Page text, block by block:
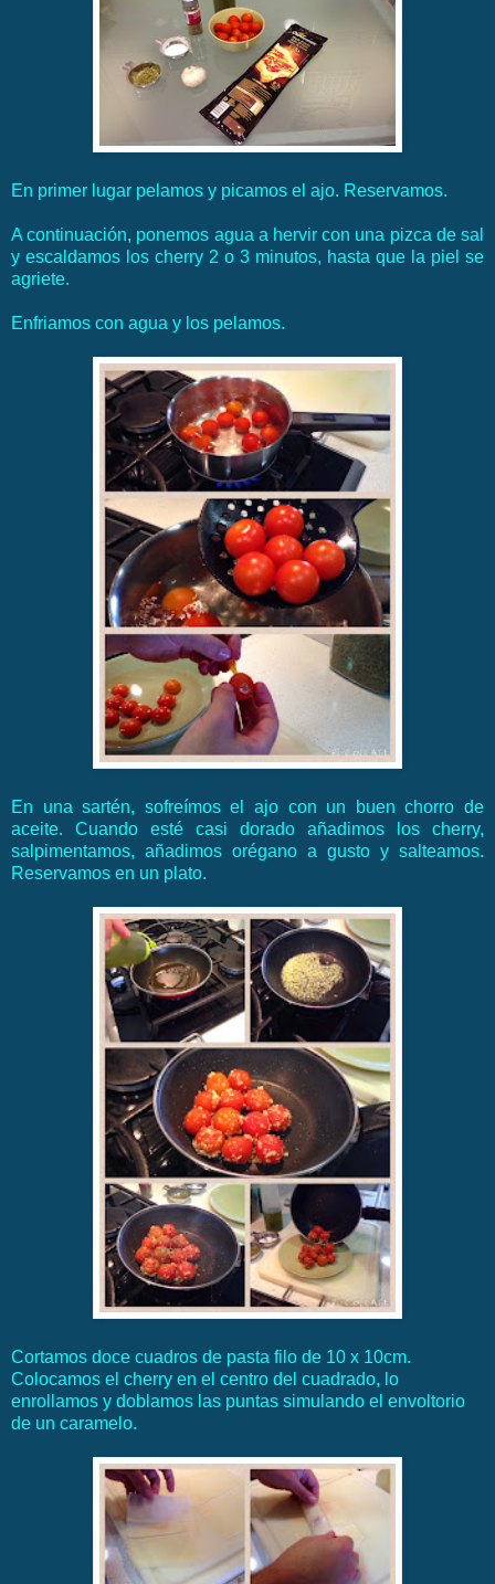
En primer lugar pelamos y picamos el ajo. Reservamos.
A continuación, ponemos agua a hervir con una pizca de sal
y escaldamos los cherry 2 o 3 minutos, hasta que la piel se
agriete.
Enfriamos con agua y los pelamos.
En una sartén, sofreímos el ajo con un buen chorro de
aceite. Cuando esté casi dorado añadimos los cherry,
salpimentamos, añadimos orégano a gusto y salteamos.
Reservamos en un plato.
Cortamos doce cuadros de pasta filo de 10 x 10cm.
Colocamos el cherry en el centro del cuadrado, lo
enrollamos y doblamos las puntas simulando el envoltorio
de un caramelo.